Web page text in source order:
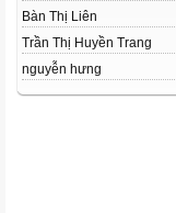
Bàn Thị Liên
Trần Thị Huyền Trang
nguyễn hưng